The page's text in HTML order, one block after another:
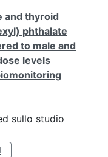
and thyroid
phthalate
to male and
levels
sullo studio